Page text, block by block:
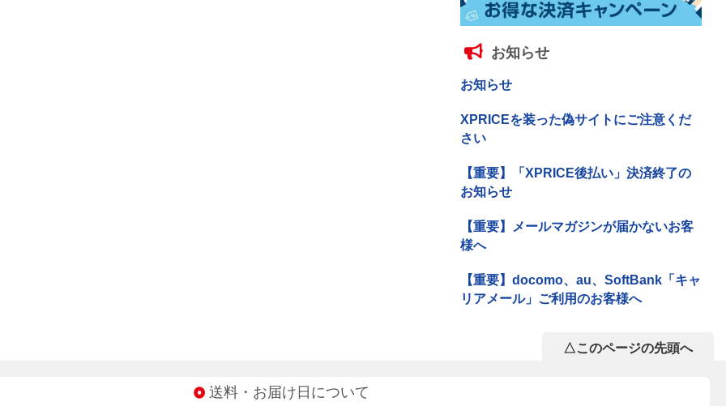
お知らせ
お知らせ
XPRICEを装った偽サイトにご注意くだ
さい
【重要】「XPRICE後払い」決済終了の
お知らせ
【重要】メールマガジンが届かないお客
様へ
【重要】docomo、au、SoftBank「キャ
リアメール」ご利用のお客様へ
△このページの先頭へ
送料・お届け日について